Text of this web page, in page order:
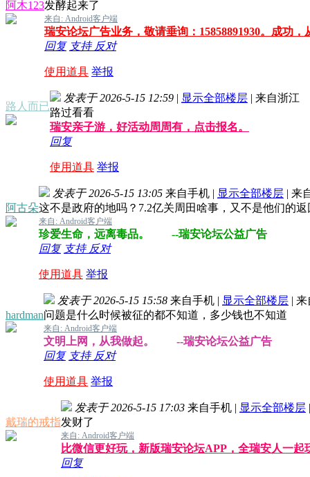
阿木123发酵起来了
来自: Android客户端
瑞安论坛广告业务，敬请垂询：15858891930。成功，
回复 支持 反对
使用道具 举报
路人而已
发表于 2026-5-15 12:59 | 显示全部楼层 | 来自浙江
路过看看
瑞安亲子游，好活动周周有，点击报名。
回复
使用道具 举报
阿古朵
发表于 2026-5-15 13:05 来自手机 | 显示全部楼层 | 来
这不是政府的地吗？7.2亿关周田啥事，又不是他们的
来自: Android客户端
珍爱生命，远离毒品。 --瑞安论坛公益广告
回复 支持 反对
使用道具 举报
hardman
发表于 2026-5-15 15:58 来自手机 | 显示全部楼层 | 来
问题是什么时候被征的都不知道，多少钱也不知道
来自: Android客户端
文明上网，从我做起。 --瑞安论坛公益广告
回复 支持 反对
使用道具 举报
戴瑞的戒指
发表于 2026-5-15 17:03 来自手机 | 显示全部楼层 |
发财了
来自: Android客户端
比微信更好玩，新版瑞安论坛APP，全瑞安人一起
回复